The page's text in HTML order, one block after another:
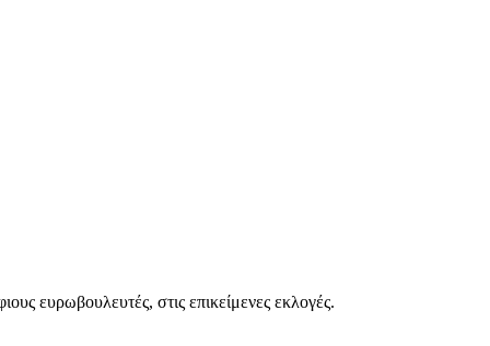
ευρωβουλευτές, στις επικείμενες εκλογές.